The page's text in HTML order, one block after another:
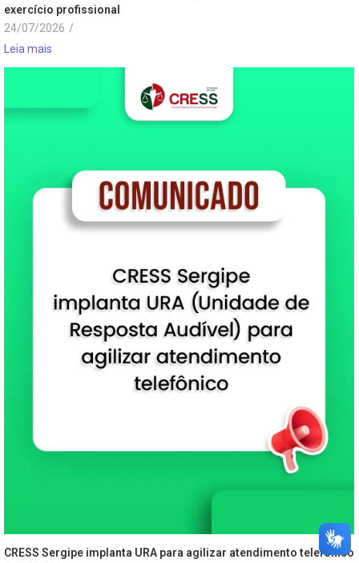
exercício profissional
24/07/2026 /
Leia mais
CRESS Sergipe implanta URA para agilizar atendimento telefônico